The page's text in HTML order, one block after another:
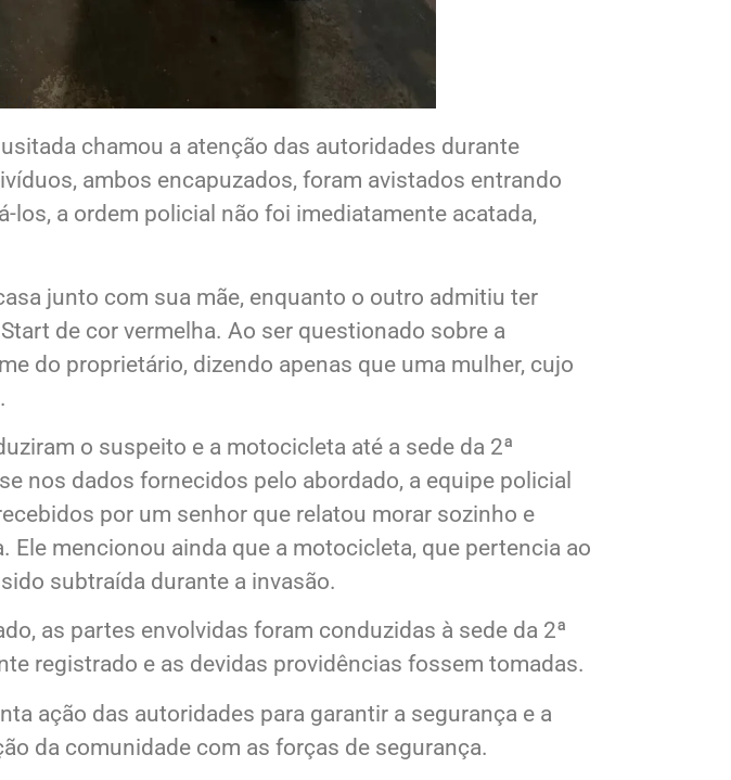
chamou a atenção das autoridades durante
ambos encapuzados, foram avistados entrando
a ordem policial não foi imediatamente acatada,
junto com sua mãe, enquanto o outro admitiu ter
de cor vermelha. Ao ser questionado sobre a
do proprietário, dizendo apenas que uma mulher, cujo
o suspeito e a motocicleta até a sede da 2ª
nos dados fornecidos pelo abordado, a equipe policial
por um senhor que relatou morar sozinho e
mencionou ainda que a motocicleta, que pertencia ao
subtraída durante a invasão.
as partes envolvidas foram conduzidas à sede da 2ª
registrado e as devidas providências fossem tomadas.
ação das autoridades para garantir a segurança e a